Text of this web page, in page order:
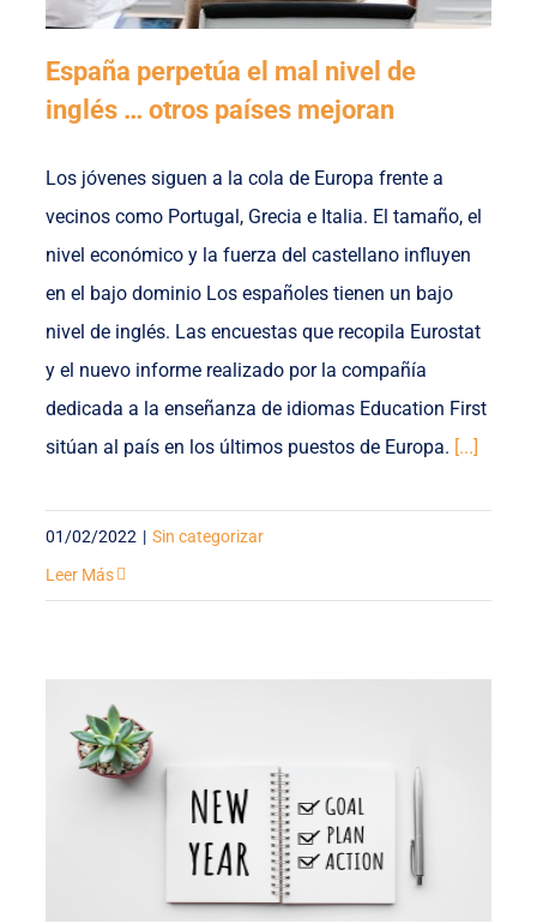
España perpetúa el mal nivel de
inglés … otros países mejoran
Los jóvenes siguen a la cola de Europa frente a
vecinos como Portugal, Grecia e Italia. El tamaño, el
nivel económico y la fuerza del castellano influyen
en el bajo dominio Los españoles tienen un bajo
nivel de inglés. Las encuestas que recopila Eurostat
y el nuevo informe realizado por la compañía
dedicada a la enseñanza de idiomas Education First
sitúan al país en los últimos puestos de Europa. [...]
01/02/2022 | Sin categorizar
Leer Más